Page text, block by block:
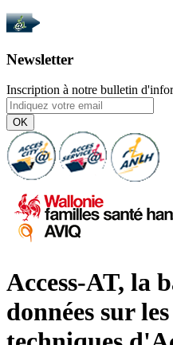
Newsletter
Inscription à notre bulletin
OK
Access-AT, la
données sur